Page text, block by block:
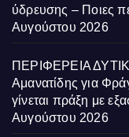
ύδρευσης – Ποιες
Αυγούστου 2026
ΠΕΡΙΦΕΡΕΙΑ
Αμανατίδης για
γίνεται πράξη με
Αυγούστου 2026